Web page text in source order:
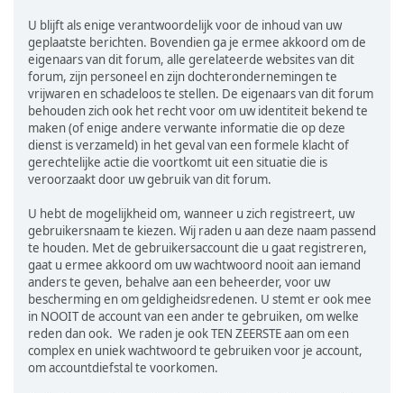
U blijft als enige verantwoordelijk voor de inhoud van uw
geplaatste berichten. Bovendien ga je ermee akkoord om de
eigenaars van dit forum, alle gerelateerde websites van dit
forum, zijn personeel en zijn dochterondernemingen te
vrijwaren en schadeloos te stellen. De eigenaars van dit forum
behouden zich ook het recht voor om uw identiteit bekend te
maken (of enige andere verwante informatie die op deze
dienst is verzameld) in het geval van een formele klacht of
gerechtelijke actie die voortkomt uit een situatie die is
veroorzaakt door uw gebruik van dit forum.
U hebt de mogelijkheid om, wanneer u zich registreert, uw
gebruikersnaam te kiezen. Wij raden u aan deze naam passend
te houden. Met de gebruikersaccount die u gaat registreren,
gaat u ermee akkoord om uw wachtwoord nooit aan iemand
anders te geven, behalve aan een beheerder, voor uw
bescherming en om geldigheidsredenen. U stemt er ook mee
in NOOIT de account van een ander te gebruiken, om welke
reden dan ook. We raden je ook TEN ZEERSTE aan om een
complex en uniek wachtwoord te gebruiken voor je account,
om accountdiefstal te voorkomen.